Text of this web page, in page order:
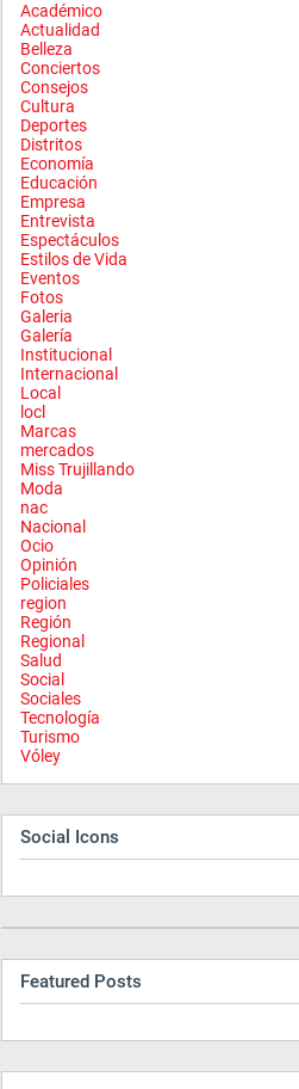
Académico
Actualidad
Belleza
Conciertos
Consejos
Cultura
Deportes
Distritos
Economía
Educación
Empresa
Entrevista
Espectáculos
Estilos de Vida
Eventos
Fotos
Galeria
Galería
Institucional
Internacional
Local
locl
Marcas
mercados
Miss Trujillando
Moda
nac
Nacional
Ocio
Opinión
Policiales
region
Región
Regional
Salud
Social
Sociales
Tecnología
Turismo
Vóley
Social Icons
Featured Posts